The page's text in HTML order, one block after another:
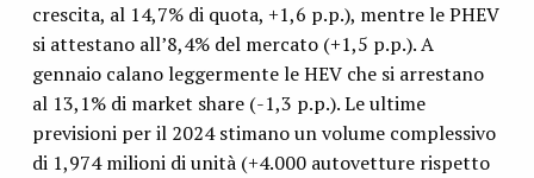
crescita, al 14,7% di quota, +1,6 p.p.), mentre le PHEV
si attestano all’8,4% del mercato (+1,5 p.p.). A
gennaio calano leggermente le HEV che si arrestano
al 13,1% di market share (-1,3 p.p.). Le ultime
previsioni per il 2024 stimano un volume complessivo
di 1,974 milioni di unità (+4.000 autovetture rispetto